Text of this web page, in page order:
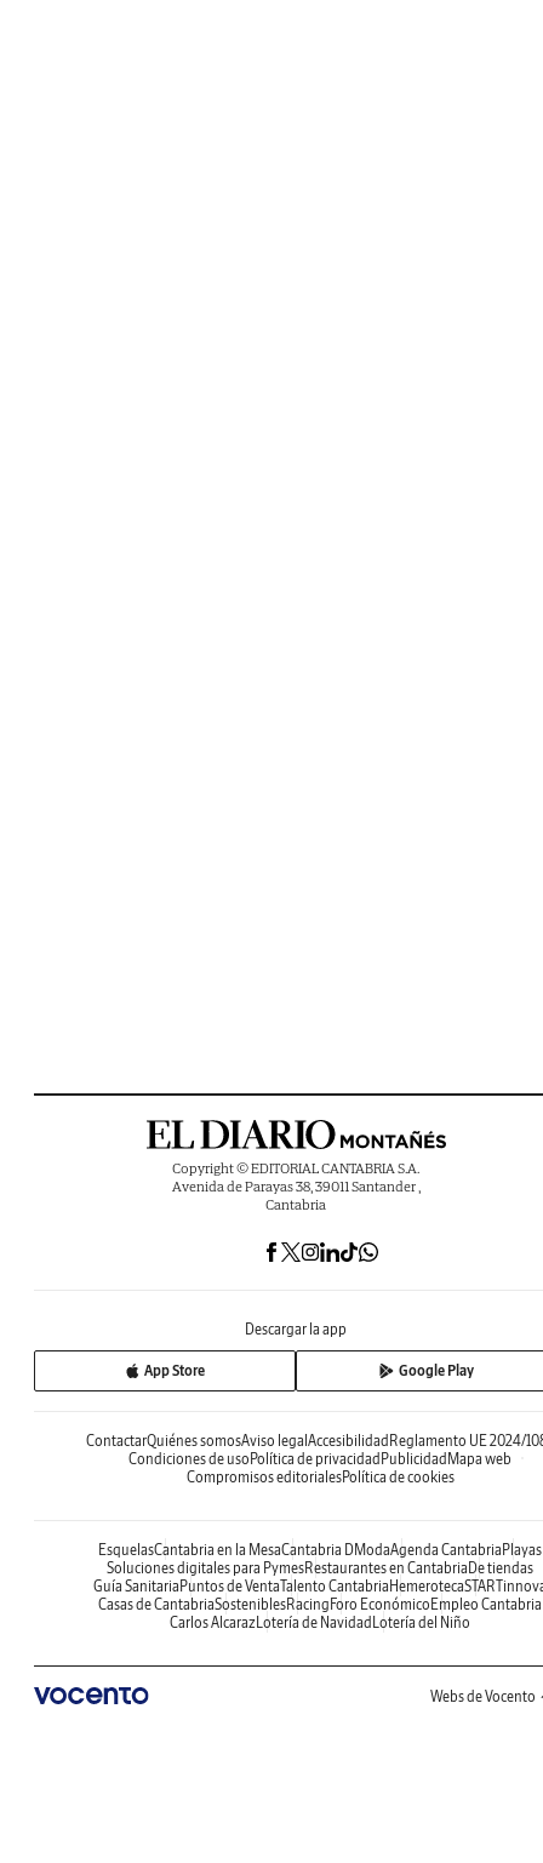
Copyright © EDITORIAL CANTABRIA S.A.
Avenida de Parayas 38, 39011 Santander ,
Cantabria
Descargar la app
App Store Google Play
ContactarQuiénes somosAviso legalAccesibilidadReglamento UE 2024/
Condiciones de usoPolítica de privacidadPublicidadMapa web
Compromisos editorialesPolítica de cookies
EsquelasCantabria en la MesaCantabria DModaAgenda CantabriaPlayas
Soluciones digitales para PymesRestaurantes en CantabriaDe tiendas
Guía SanitariaPuntos de VentaTalento CantabriaHemeroteca
Casas de CantabriaSosteniblesRacingForo EconómicoEmpleo Cantabria
Carlos AlcarazLotería de NavidadLotería del Niño
Webs de Vocento